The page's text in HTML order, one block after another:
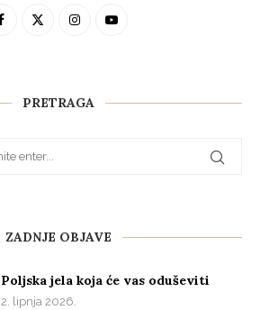
PRETRAGA
ZADNJE OBJAVE
Poljska jela koja će vas oduševiti
2. lipnja 2026.